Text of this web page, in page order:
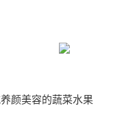
颜美容的蔬菜水果